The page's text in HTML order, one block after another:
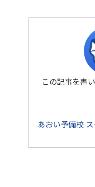
この記事を書
あおい予備校